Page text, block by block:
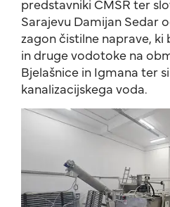
predstavniki CMSR ter
Sarajevu Damijan Sedar
zagon čistilne naprave,
in druge vodotoke na
Bjelašnice in Igmana ter
kanalizacijskega voda.